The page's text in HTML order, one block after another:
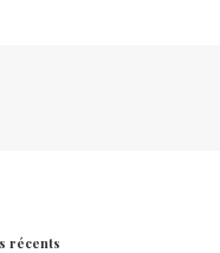
récents